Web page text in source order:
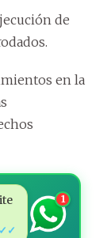
de
en la
✓✓
1